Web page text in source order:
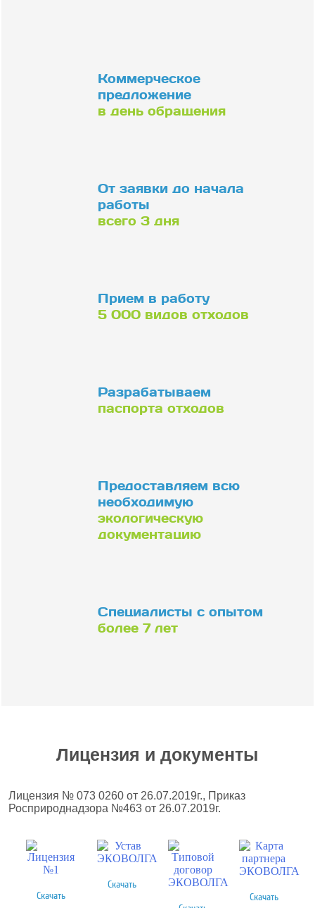
Коммерческое
предложение
в день обращения
От заявки до начала
работы
всего 3 дня
Прием в работу
5 000 видов отходов
Разрабатываем
паспорта отходов
Предоставляем всю
необходимую
экологическую
документацию
Специалисты с опытом
более 7 лет
Лицензия и документы
Лицензия № 073 0260 от 26.07.2019г., Приказ
Росприроднадзора №463 от 26.07.2019г.
Скачать
Скачать
Скачать